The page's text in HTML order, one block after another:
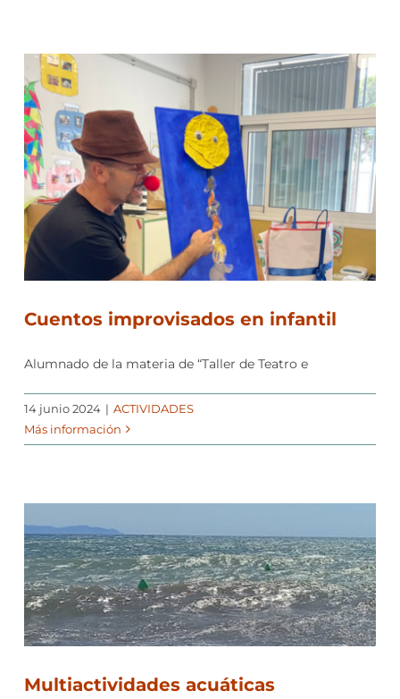
Cuentos improvisados en infantil
Alumnado de la materia de “Taller de Teatro e
14 junio 2024 | ACTIVIDADES
Más información
Multiactividades acuáticas